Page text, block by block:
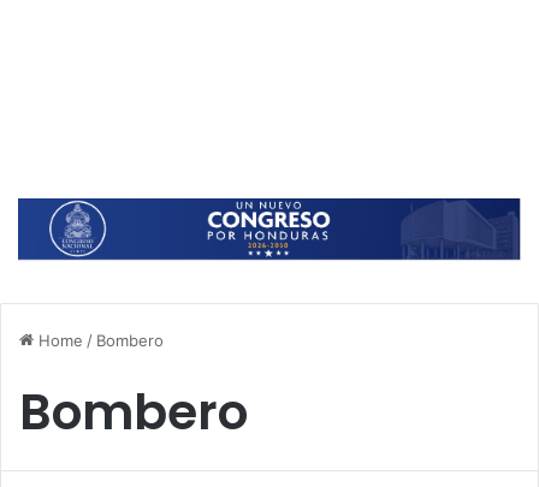
Home / Bombero
Bombero